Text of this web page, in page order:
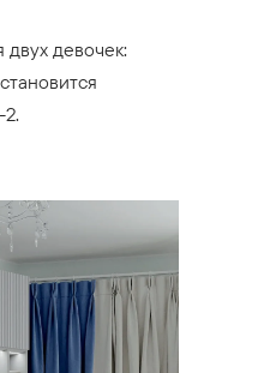
двух девочек:
2.